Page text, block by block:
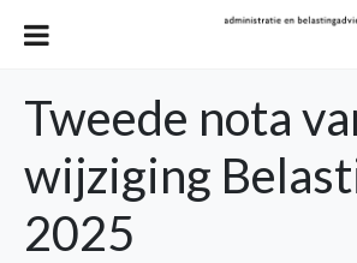
Tweede nota
wijziging
2025